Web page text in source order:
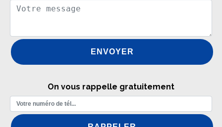
On vous rappelle gratuitement